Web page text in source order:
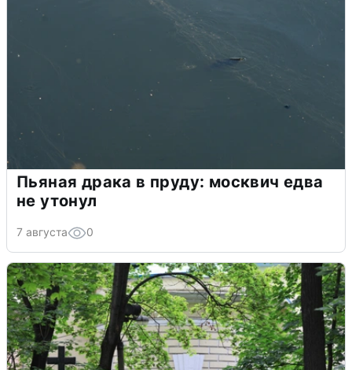
Пьяная драка в пруду: москвич едва
не утонул
7 августа 0